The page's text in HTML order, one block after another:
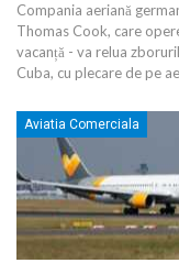
Compania aeriană
Thomas Cook, care
vacanță - va relua
Cuba, cu plecare de pe
Aviatia Comerciala